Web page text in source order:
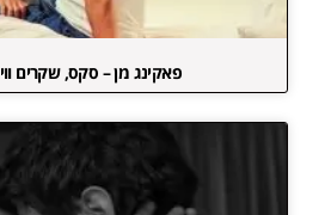
פאקינג מן – סקס, שקרים